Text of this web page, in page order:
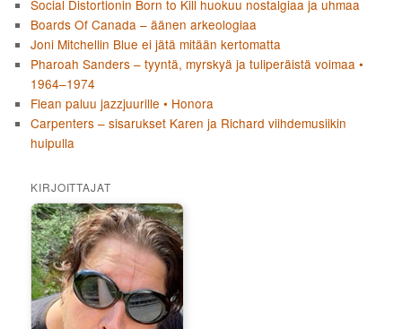
Social Distortionin Born to Kill huokuu nostalgiaa ja uhmaa
Boards Of Canada – äänen arkeologiaa
Joni Mitchellin Blue ei jätä mitään kertomatta
Pharoah Sanders – tyyntä, myrskyä ja tuliperäistä voimaa •
1964–1974
Flean paluu jazzjuurille • Honora
Carpenters – sisarukset Karen ja Richard viihdemusiikin
huipulla
KIRJOITTAJAT